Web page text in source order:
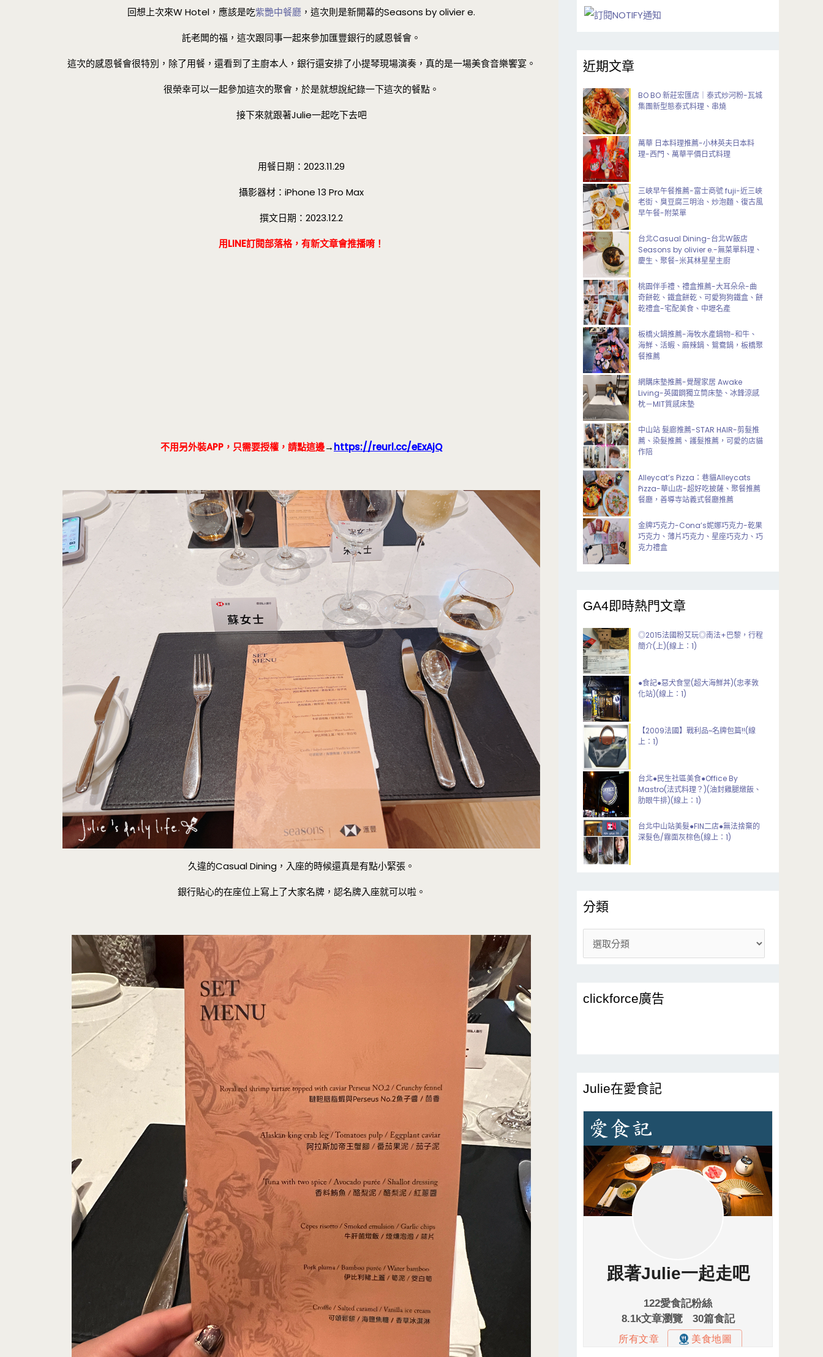
回想上次來W Hotel，應該是吃紫艷中餐廳 ，這次則是新開幕的Seasons by olivier e.
託老闆的福，這次跟同事一起來參加匯豐銀行的感恩餐會。
這次的感恩餐會很特別，除了用餐，還看到了主廚本人，銀行還安排了小提琴現場演奏，真的是一場美食音樂饗宴。
很榮幸可以一起參加這次的聚會，於是就想說紀錄一下這次的餐點。
接下來就跟著Julie一起吃下去吧
用餐日期：2023.11.29
攝影器材：iPhone 13 Pro Max
撰文日期：2023.12.2
用LINE訂閱部落格，有新文章會推播唷！
不用另外裝APP，只需要授權，請點這邊→https://reurl.cc/eExAjQ
久違的Casual Dining，入座的時候還真是有點小緊張。
銀行貼心的在座位上寫上了大家名牌，認名牌入座就可以啦。
近期文章
BO BO 新莊宏匯店｜泰式炒河粉-瓦城
集團新型態泰式料理、串燒
萬華 日本料理推薦-小林英夫日本料
理-西門、萬華平價日式料理
三峽早午餐推薦-富士商號 fuji-近三峽
老街、臭豆腐三明治、炒泡麵、復古風
早午餐-附菜單
台北Casual Dining-台北W飯店
Seasons by olivier e.-無菜單料理、
慶生、聚餐-米其林星星主廚
桃園伴手禮、禮盒推薦-大耳朵朵-曲
奇餅乾、鐵盒餅乾、可愛狗狗鐵盒、餅
乾禮盒-宅配美食、中壢名產
板橋火鍋推薦-海牧水產鍋物-和牛、
海鮮、活蝦、麻辣鍋、鴛鴦鍋，板橋聚
餐推薦
網購床墊推薦-覺醒家居 Awake
Living-英國鋼獨立筒床墊、冰鋒涼感
枕－MIT質感床墊
中山站 髮廊推薦-STAR HAIR-剪髮推
薦、染髮推薦、護髮推薦，可愛的店貓
作陪
Alleycat’s Pizza：巷貓Alleycats
Pizza-華山店-超好吃披薩、聚餐推薦
餐廳，善導寺站義式餐廳推薦
金牌巧克力-Cona’s妮娜巧克力-乾果
巧克力、薄片巧克力、星座巧克力、巧
克力禮盒
GA4即時熱門文章
◎2015法國粉艾玩◎南法+巴黎，行程
簡介(上)(線上：1)
●食記●惡犬食堂(超大海鮮丼)(忠孝敦
化站)(線上：1)
【2009法國】戰利品~名牌包篇!!(線
上：1)
台北●民生社區美食●Office By
Mastro(法式料理？)(油封雞腿燉飯、
肋眼牛排)(線上：1)
台北中山站美髮●FIN二店●無法捨棄的
深髮色/霧面灰棕色(線上：1)
分類
類
clickforce廣告
Julie在愛食記